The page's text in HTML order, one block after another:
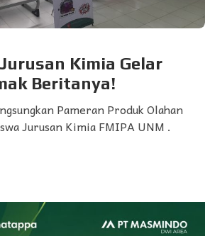
Kimia Gelar
Beritanya!
Pameran Produk Olahan
Jurusan Kimia FMIPA UNM .